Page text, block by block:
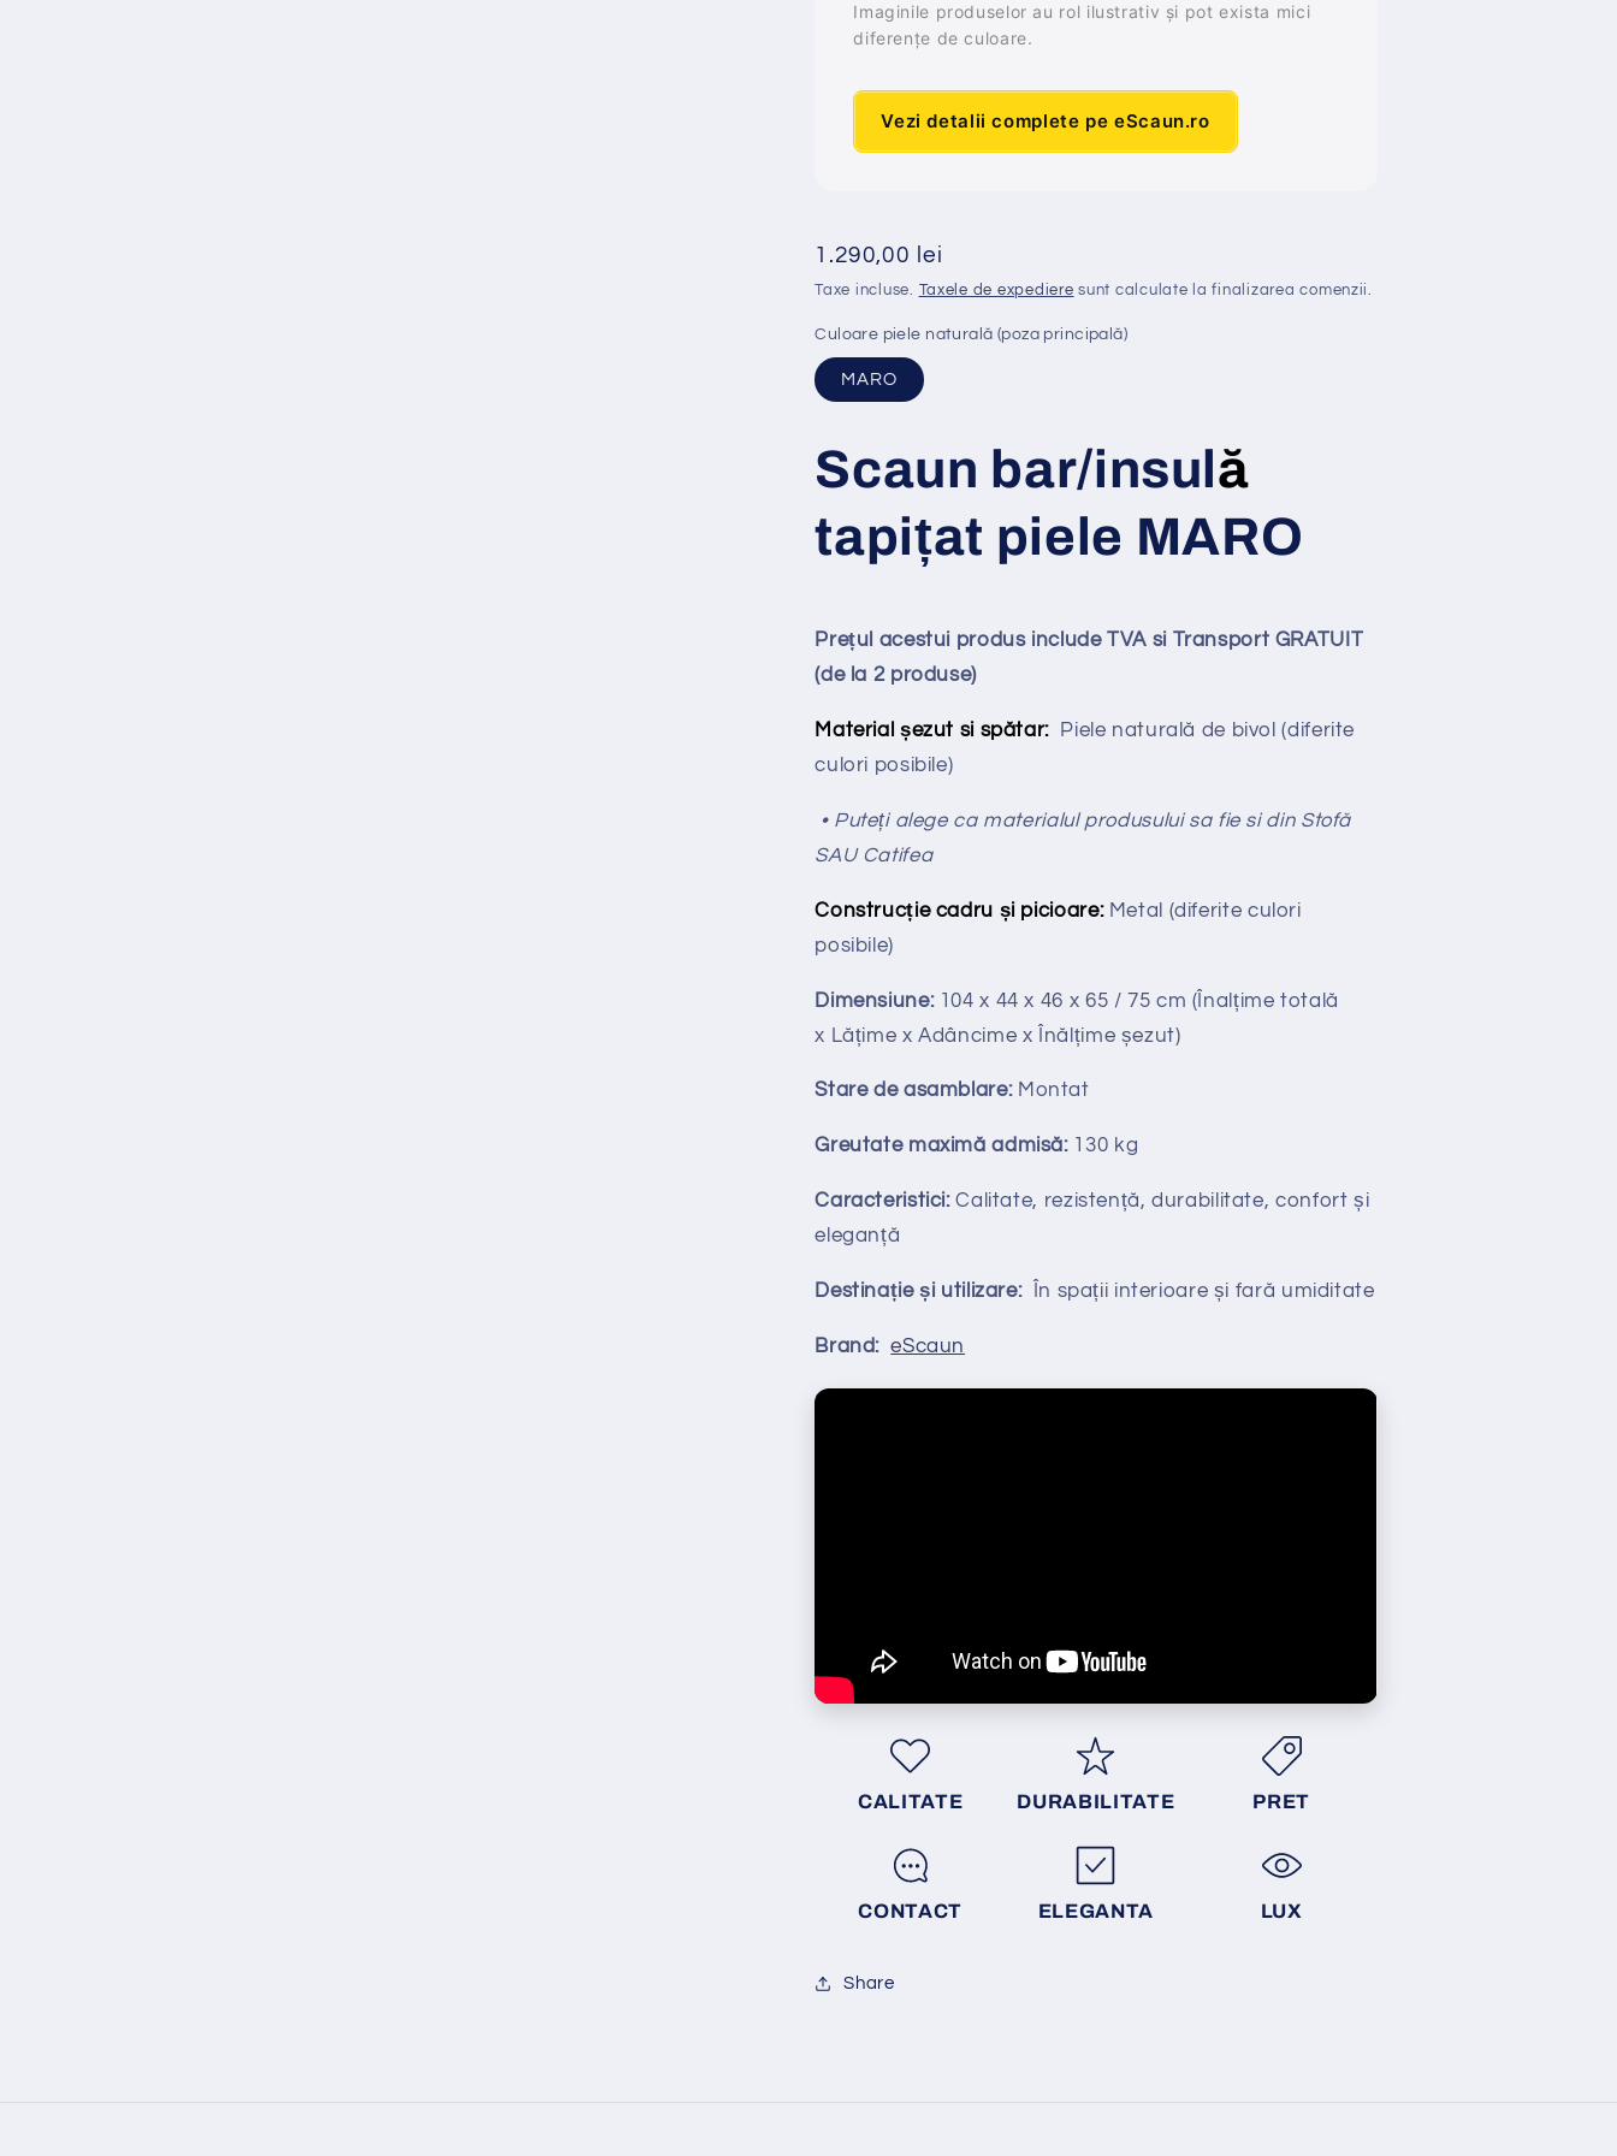
Imaginile produselor au rol ilustrativ și pot exista mici
diferențe de culoare.
Vezi detalii complete pe eScaun.ro
Preț
obișnuit
1.290,00 lei
Taxe incluse. Taxele de expediere sunt calculate la finalizarea comenzii.
Culoare piele naturală (poza principală)
MARO
Scaun bar/insulă
tapițat piele MARO
Prețul acestui produs include TVA si Transport GRATUIT
(de la 2 produse)
Material șezut si spătar: Piele naturală de bivol(diferite
culori posibile)
• Puteți alege ca materialul produsului sa fie si din Stofă
SAU Catifea
Construcție cadru și picioare: Metal (diferite culori
posibile)
Dimensiune: 104 x 44 x 46 x 65 / 75 cm (Înalțime totală
x Lățime x Adâncime x Înălțime șezut)
Stare de asamblare: Montat
Greutate maximă admisă: 130 kg
Caracteristici:Calitate, rezistență, durabilitate, confort și
eleganță
Destinație și utilizare:În spații interioare și fară umiditate
Brand:eScaun
CALITATE DURABILITATE PRET
CONTACT ELEGANTA LUX
Share